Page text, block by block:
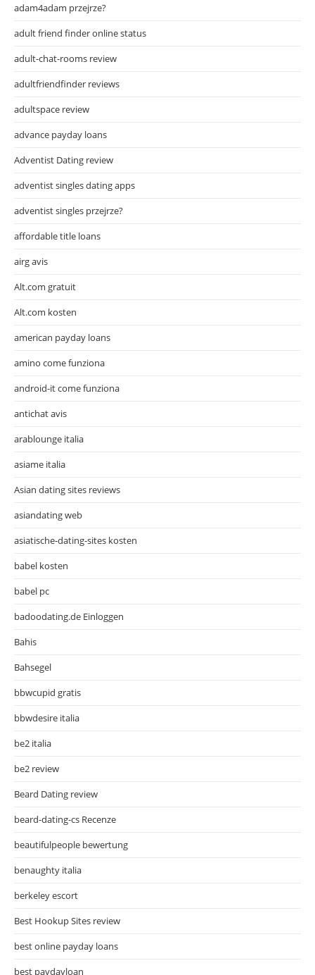
adam4adam przejrze?
adult friend finder online status
adult-chat-rooms review
adultfriendfinder reviews
adultspace review
advance payday loans
Adventist Dating review
adventist singles dating apps
adventist singles przejrze?
affordable title loans
airg avis
Alt.com gratuit
Alt.com kosten
american payday loans
amino come funziona
android-it come funziona
antichat avis
arablounge italia
asiame italia
Asian dating sites reviews
asiandating web
asiatische-dating-sites kosten
babel kosten
babel pc
badoodating.de Einloggen
Bahis
Bahsegel
bbwcupid gratis
bbwdesire italia
be2 italia
be2 review
Beard Dating review
beard-dating-cs Recenze
beautifulpeople bewertung
benaughty italia
berkeley escort
Best Hookup Sites review
best online payday loans
best paydayloan